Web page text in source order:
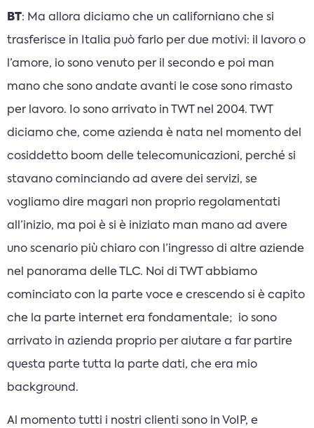
BT: Ma allora diciamo che un californiano che si
trasferisce in Italia può farlo per due motivi: il lavoro o
l’amore, io sono venuto per il secondo e poi man
mano che sono andate avanti le cose sono rimasto
per lavoro. Io sono arrivato in TWT nel 2004. TWT
diciamo che, come azienda è nata nel momento del
cosiddetto boom delle telecomunicazioni, perché si
stavano cominciando ad avere dei servizi, se
vogliamo dire magari non proprio regolamentati
all’inizio, ma poi è si è iniziato man mano ad avere
uno scenario più chiaro con l’ingresso di altre aziende
nel panorama delle TLC. Noi di TWT abbiamo
cominciato con la parte voce e crescendo si è capito
che la parte internet era fondamentale; io sono
arrivato in azienda proprio per aiutare a far partire
questa parte tutta la parte dati, che era mio
background.
Al momento tutti i nostri clienti sono in VoIP, e